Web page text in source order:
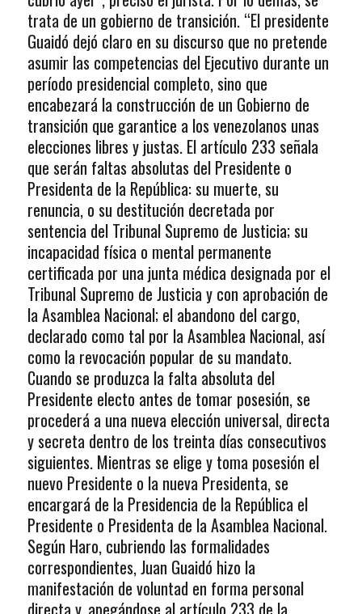
trata de un gobierno de transición. “El presidente
Guaidó dejó claro en su discurso que no pretende
asumir las competencias del Ejecutivo durante un
período presidencial completo, sino que
encabezará la construcción de un Gobierno de
transición que garantice a los venezolanos unas
elecciones libres y justas. El artículo 233 señala
que serán faltas absolutas del Presidente o
Presidenta de la República: su muerte, su
renuncia, o su destitución decretada por
sentencia del Tribunal Supremo de Justicia; su
incapacidad física o mental permanente
certificada por una junta médica designada por el
Tribunal Supremo de Justicia y con aprobación de
la Asamblea Nacional; el abandono del cargo,
declarado como tal por la Asamblea Nacional, así
como la revocación popular de su mandato.
Cuando se produzca la falta absoluta del
Presidente electo antes de tomar posesión, se
procederá a una nueva elección universal, directa
y secreta dentro de los treinta días consecutivos
siguientes. Mientras se elige y toma posesión el
nuevo Presidente o la nueva Presidenta, se
encargará de la Presidencia de la República el
Presidente o Presidenta de la Asamblea Nacional.
Según Haro, cubriendo las formalidades
correspondientes, Juan Guaidó hizo la
manifestación de voluntad en forma personal